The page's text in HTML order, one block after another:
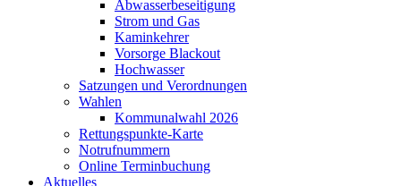
Abwasserbeseitigung
Strom und Gas
Kaminkehrer
Vorsorge Blackout
Hochwasser
Satzungen und Verordnungen
Wahlen
Kommunalwahl 2026
Rettungspunkte-Karte
Notrufnummern
Online Terminbuchung
Aktuelles